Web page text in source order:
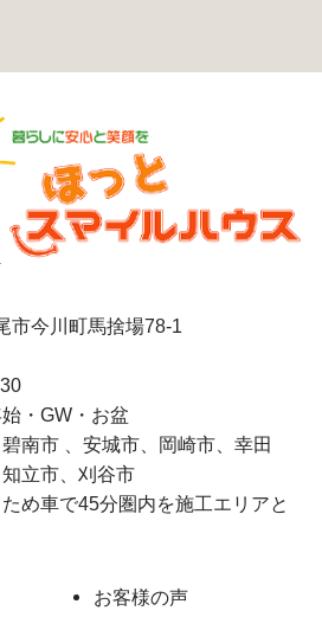
市今川町馬捨場78-1
・GW・お盆
南市 、安城市、岡崎市、幸田
立市、刈谷市
め車で45分圏内を施工エリアと
お客様の声